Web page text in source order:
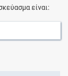
είναι: